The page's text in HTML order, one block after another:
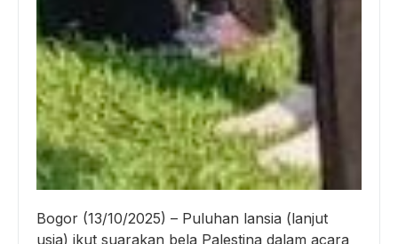
Bogor (13/10/2025) – Puluhan lansia (lanjut
usia) ikut suarakan bela Palestina dalam acara